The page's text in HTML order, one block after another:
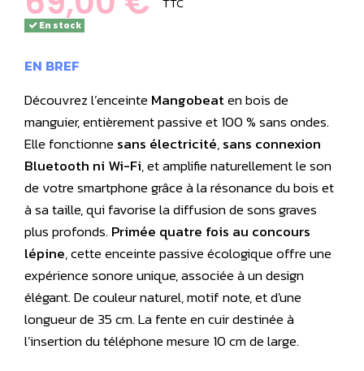
En stock
EN BREF
Découvrez l’enceinteMangobeaten bois de
manguier, entièrement passive et 100 % sans ondes.
Elle fonctionnesans électricité,sans connexion
Bluetooth ni Wi-Fi, et amplifie naturellement le son
de votre smartphone grâce à la résonance du bois et
à sa taille, qui favorise la diffusion de sons graves
plus profonds.Primée quatre fois au concours
lépine, cette enceinte passive écologique offre une
expérience sonore unique, associée à un design
élégant. De couleur naturel, motif note, et d'une
longueur de 35 cm. La fente en cuir destinée à
l’insertion du téléphone mesure 10 cm de large.